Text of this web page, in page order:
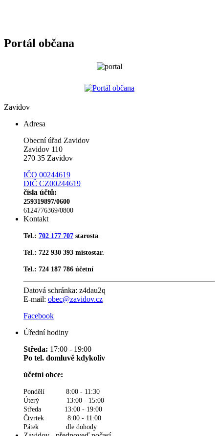
Portál občana
Zavidov
Adresa
Obecní úřad Zavidov
Zavidov 110
270 35 Zavidov
IČO 00244619
DIČ CZ00244619
čísla účtů:
259319897/0600
6124776369/0800
Kontakt
Tel.: 702 177 707 starosta
Tel.: 722 930 393 místostar.
Tel.: 724 187 786 účetní
Datová schránka: z4dau2q
E-mail: obec@zavidov.cz
Facebook
Úřední hodiny
Středa: 17:00 - 19:00
Po tel. domluvě kdykoliv
účetní obce:
Pondělí 8:00 - 11:30
Úterý 13:00 - 15:00
Středa 13:00 - 19:00
Čtvrtek 8:00 - 11:00
Pátek dle dohody